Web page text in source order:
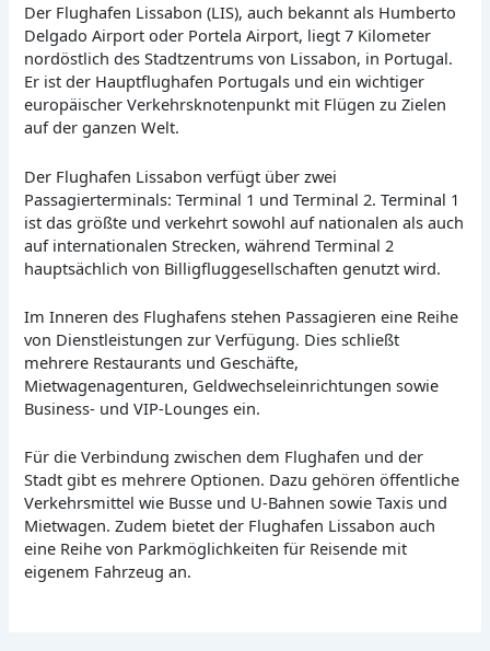
Der Flughafen Lissabon (LIS), auch bekannt als Humberto
Delgado Airport oder Portela Airport, liegt 7 Kilometer
nordöstlich des Stadtzentrums von Lissabon, in Portugal.
Er ist der Hauptflughafen Portugals und ein wichtiger
europäischer Verkehrsknotenpunkt mit Flügen zu Zielen
auf der ganzen Welt.
Der Flughafen Lissabon verfügt über zwei
Passagierterminals: Terminal 1 und Terminal 2. Terminal 1
ist das größte und verkehrt sowohl auf nationalen als auch
auf internationalen Strecken, während Terminal 2
hauptsächlich von Billigfluggesellschaften genutzt wird.
Im Inneren des Flughafens stehen Passagieren eine Reihe
von Dienstleistungen zur Verfügung. Dies schließt
mehrere Restaurants und Geschäfte,
Mietwagenagenturen, Geldwechseleinrichtungen sowie
Business- und VIP-Lounges ein.
Für die Verbindung zwischen dem Flughafen und der
Stadt gibt es mehrere Optionen. Dazu gehören öffentliche
Verkehrsmittel wie Busse und U-Bahnen sowie Taxis und
Mietwagen. Zudem bietet der Flughafen Lissabon auch
eine Reihe von Parkmöglichkeiten für Reisende mit
eigenem Fahrzeug an.